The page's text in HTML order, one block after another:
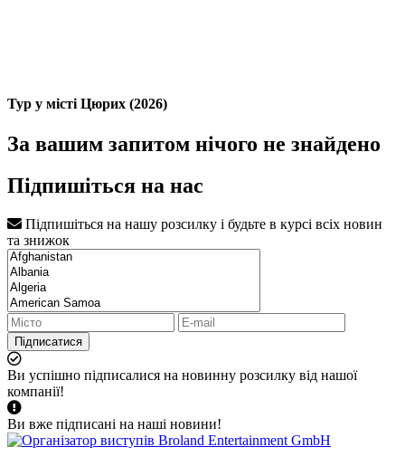
Тур у місті Цюрих (2026)
За вашим запитом нічого не знайдено
Підпишіться на нас
Підпишіться на нашу розсилку і будьте в курсі всіх новин
та знижок
Підписатися
Ви успішно підписалися на новинну розсилку від нашої
компанії!
Ви вже підписані на наші новини!